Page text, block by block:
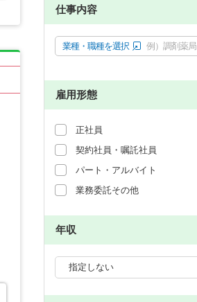
仕事内容
業種・職種を選択 例）調剤薬局
雇用形態
正社員
契約社員・嘱託社員
パート・アルバイト
業務委託その他
年収